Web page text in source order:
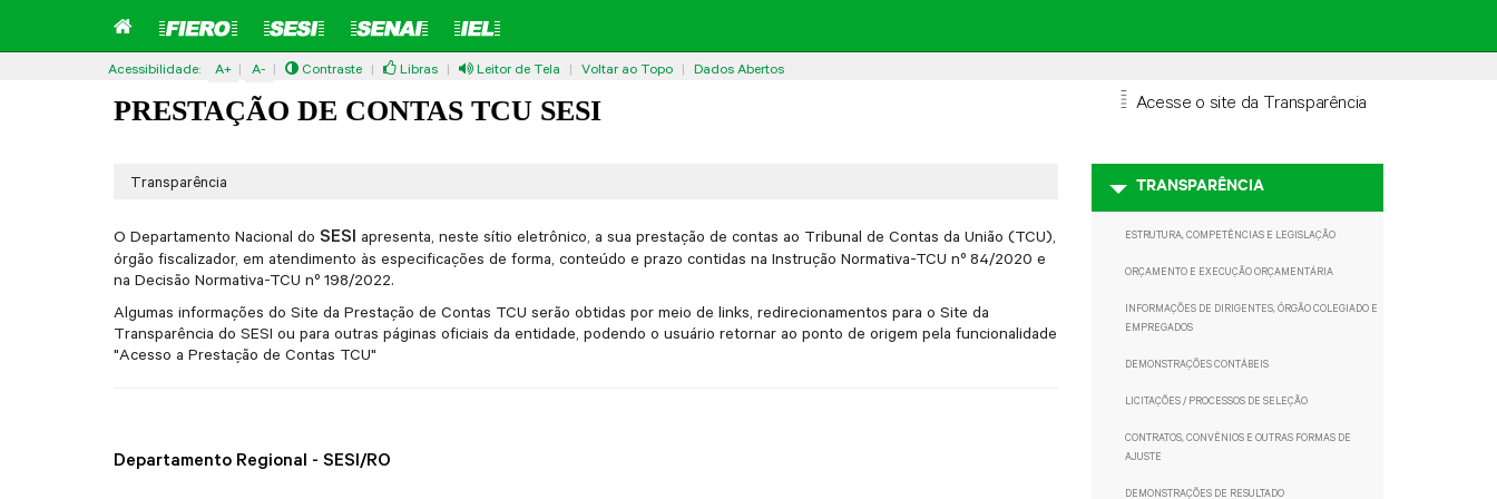
Acessibilidade:
para o
para
A+ | A- | Contraste | Libras | Leitor de Tela | Voltar ao Topo | Dados Abertos
PRESTAÇÃO DE CONTAS TCU SESI = Acesse o site da Transparência
Transparência
O Departamento Nacional do SESI apresenta, neste sítio eletrônico, a sua prestação de contas ao Tribunal de Contas da União (TCU),
órgão fiscalizador, em atendimento às especificações de forma, conteúdo e prazo contidas na Instrução Normativa-TCU nº 84/2020 e
na Decisão Normativa-TCU nº 198/2022.
Algumas informações do Site da Prestação de Contas TCU serão obtidas por meio de links, redirecionamentos para o Site da
Transparência do SESI ou para outras páginas oficiais da entidade, podendo o usuário retornar ao ponto de origem pela funcionalidade
"Acesso a Prestação de Contas TCU"
Departamento Regional - SESI/RO
TRANSPARÊNCIA
ESTRUTURA, COMPETÊNCIAS E LEGISLAÇÃO
ORÇAMENTO E EXECUÇÃO ORÇAMENTÁRIA
INFORMAÇÕES DE DIRIGENTES, ÓRGÃO COLEGIADO E
EMPREGADOS
DEMONSTRAÇÕES CONTÁBEIS
LICITAÇÕES / PROCESSOS DE SELEÇÃO
CONTRATOS, CONVÊNIOS E OUTRAS FORMAS DE
AJUSTE
DEMONSTRAÇÕES DE RESULTADO